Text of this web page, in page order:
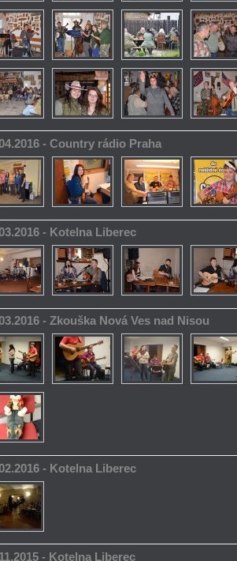
- Country rádio Praha
- Kotelna Liberec
- Zkouška Nová Ves nad Nisou
- Kotelna Liberec
- Kotelna Liberec